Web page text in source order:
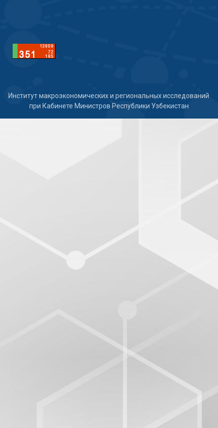
Институт макроэкономических и региональных исследований
при Кабинете Министров Республики Узбекистан